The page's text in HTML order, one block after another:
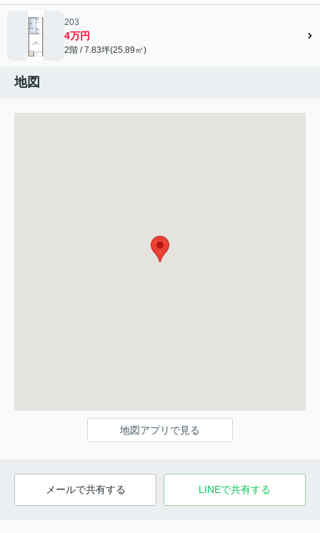
203
4万円
2階 / 7.83坪(25.89㎡)
地図
地図アプリで見る
メールで共有する LINEで共有する